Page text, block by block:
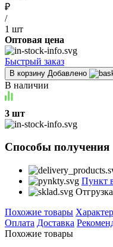
₽
/
1 шт
Оптовая цена
Быстрый заказ
В корзину Добавлено
В наличии
3 шт
Способы получения
Пункт
Похожие товары
Оплата Доставка
Похожие товары